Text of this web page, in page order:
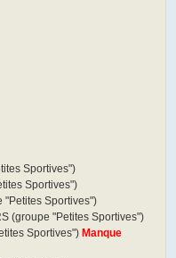
Sportives")
Sportives")
"Petites Sportives")
(groupe "Petites Sportives")
Sportives") Manque